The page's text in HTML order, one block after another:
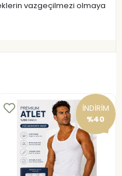
vazgeçilmezi olmaya
İNDİRİM
%40